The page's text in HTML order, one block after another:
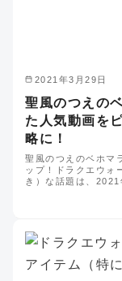
2021年3月29日
聖風のつえの
た人気動画を
略に！
聖風のつえのベホマ
ップ！ドラクエウォ
き）な話題は、